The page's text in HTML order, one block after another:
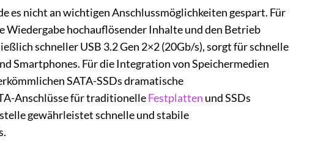
es nicht an wichtigen Anschlussmöglichkeiten gespart. Für
hochauflösender Inhalte und den Betrieb
schneller USB 3.2 Gen 2×2 (20Gb/s), sorgt für schnelle
Smartphones. Für die Integration von Speichermedien
SATA-SSDs dramatische
Anschlüsse für traditionelleFestplatten und SSDs
gewährleistet schnelle und stabile